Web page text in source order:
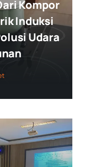
Kompor
Induksi
Udara